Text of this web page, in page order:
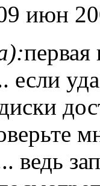
июн
первая
если
ведь